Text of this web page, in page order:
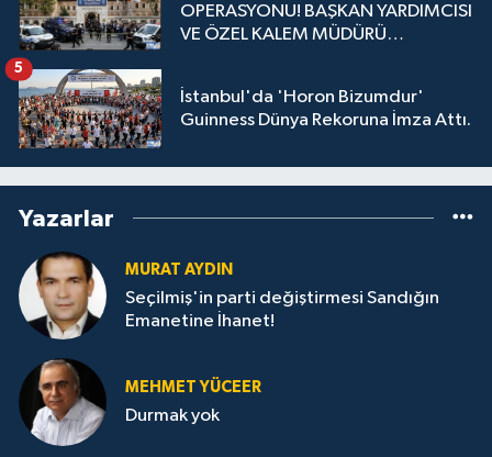
OPERASYONU! BAŞKAN YARDIMCISI
VE ÖZEL KALEM MÜDÜRÜ
İstanbul'da 'Horon Bizumdur'
Guinness Dünya Rekoruna İmza Attı.
5
Yazarlar
MURAT AYDIN
Seçilmiş'in parti değiştirmesi Sandığın
Emanetine İhanet!
MEHMET YÜCEER
Durmak yok